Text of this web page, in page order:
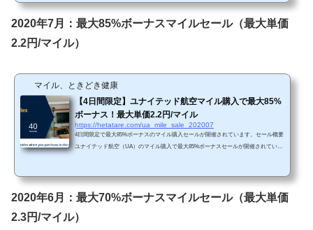
0%～85%ボーナスとなるケースが多いです。これまで毎月セールが開催されていま
すので、急ぎでなければ別の機会を待った方が良いかと思われます。 Chromeで
2020年7月：最大85%ボーナスマイルセール（最大単価
2.2円/マイル）
マイル、ときどき健康
【4日間限定】ユナイテッド航空マイル購入で最大85%
ボーナス！最大単価2.2円/マイル
https://hetatare.com/ua_mile_sale_202007
4日間限定で最大85%ボーナスのマイル購入セールが開催されています。セール概要
ユナイテッド航空（UA）のマイル購入で最大85%ボーナスセールが開催されていま
機会を待つこともありかと思います。 Chromeで「リダイレクトが繰り返し行われ
ました」というエラーが生じてしまったら、以下の方法を試してみて下さい。 単価
2020年6月：最大70%ボーナスマイルセール（最大単価
2.3円/マイル）